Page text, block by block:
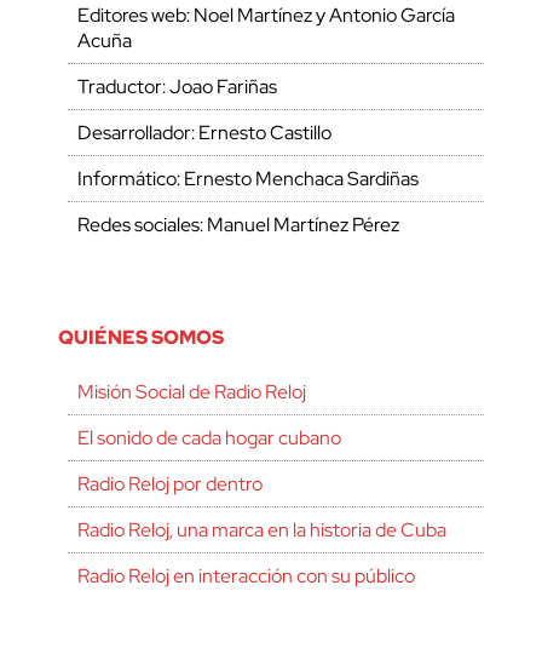
Editores web: Noel Martínez y Antonio García
Acuña
Traductor: Joao Fariñas
Desarrollador: Ernesto Castillo
Informático: Ernesto Menchaca Sardiñas
Redes sociales: Manuel Martínez Pérez
QUIÉNES SOMOS
Misión Social de Radio Reloj
El sonido de cada hogar cubano
Radio Reloj por dentro
Radio Reloj, una marca en la historia de Cuba
Radio Reloj en interacción con su público